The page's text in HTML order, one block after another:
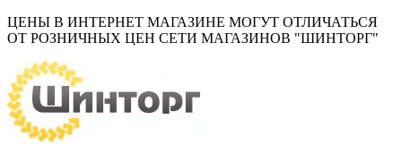
ЦЕНЫ В ИНТЕРНЕТ МАГАЗИНЕ МОГУТ ОТЛИЧАТЬСЯ
ОТ РОЗНИЧНЫХ ЦЕН СЕТИ МАГАЗИНОВ "ШИНТОРГ"